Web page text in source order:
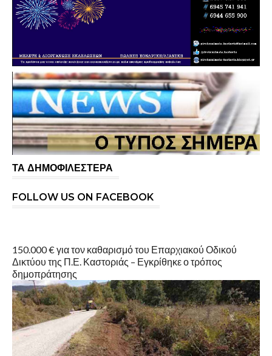
ΤΑ ΔΗΜΟΦΙΛΕΣΤΕΡΑ
FOLLOW US ON FACEBOOK
150.000 € για τον καθαρισμό του Επαρχιακού Οδικού
Δικτύου της Π.Ε. Καστοριάς – Εγκρίθηκε ο τρόπος
δημοπράτησης